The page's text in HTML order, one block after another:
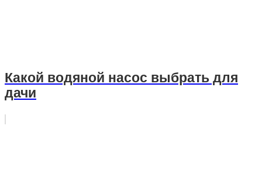
Какой водяной насос выбрать для
дачи